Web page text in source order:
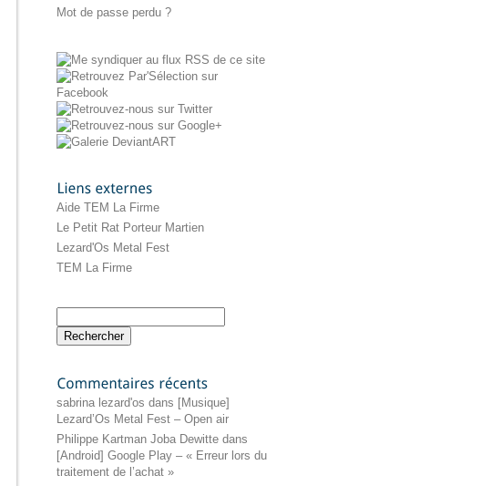
Mot de passe perdu ?
Aide TEM La Firme
Le Petit Rat Porteur Martien
Lezard'Os Metal Fest
TEM La Firme
sabrina lezard'os dans [Musique]
Lezard’Os Metal Fest – Open air
Philippe Kartman Joba Dewitte dans
[Android] Google Play – « Erreur lors du
traitement de l’achat »